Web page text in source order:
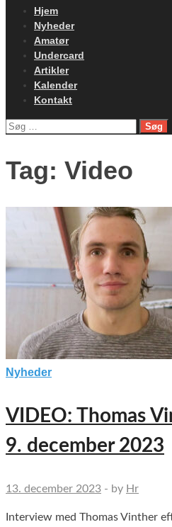
Hjem
Nyheder
Amatør
Undercard
Artikler
Kalender
Kontakt
Søg
Tag: Video
Nyheder
VIDEO: Thomas
9. december 2023
13. december 2023 - by Hr
Interview med Thomas Vinther